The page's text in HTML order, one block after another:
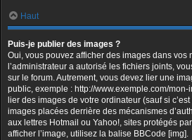
Haut
Puis-je publier des images ?
Oui, vous pouvez afficher des images dans vos
l’administrateur a autorisé les fichiers joints,
sur le forum. Autrement, vous devez lier une
public, exemple : http://www.exemple.com/
lier des images de votre ordinateur (sauf si
images placées derrière des mécanismes
aux lettres Hotmail ou Yahoo!, sites protégés
afficher l’image, utilisez la balise BBCode [img].